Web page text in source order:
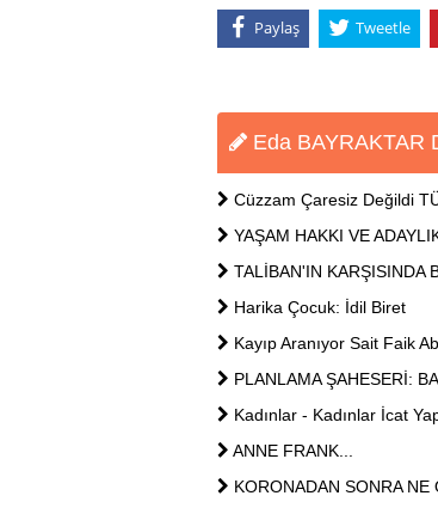
Paylaş Tweetle
Eda BAYRAKTAR
Cüzzam Çaresiz Değildi
YAŞAM HAKKI VE
TALİBAN'IN KARŞISINDA
Harika Çocuk: İdil Biret
Kayıp Aranıyor Sait Faik
PLANLAMA ŞAHESERİ:
Kadınlar - Kadınlar İcat
ANNE FRANK...
KORONADAN SONRA NE